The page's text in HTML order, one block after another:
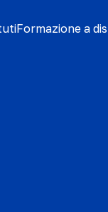
Formazione a